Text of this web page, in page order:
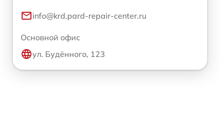
info@krd.pard-repair-center.ru
Основной офис
ул. Будённого, 123